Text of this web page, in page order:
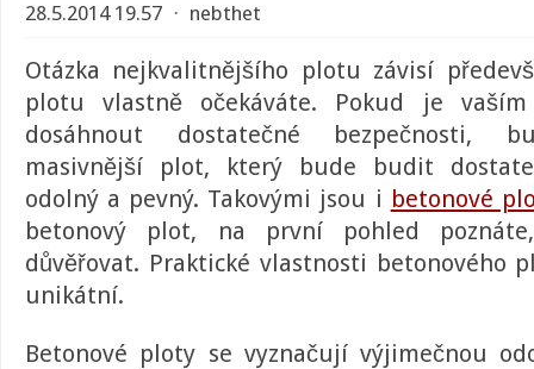
28.5.2014 19.57 ⋅ nebthet
Otázka nejkvalitnějšího plotu závisí
plotu vlastně očekáváte. Pokud je
dosáhnout dostatečné bezpečnosti,
masivnější plot, který bude budit
odolný a pevný. Takovými jsou i betonové
betonový plot, na první pohled
důvěřovat. Praktické vlastnosti betonového
unikátní.
Betonové ploty se vyznačují výjimečnou